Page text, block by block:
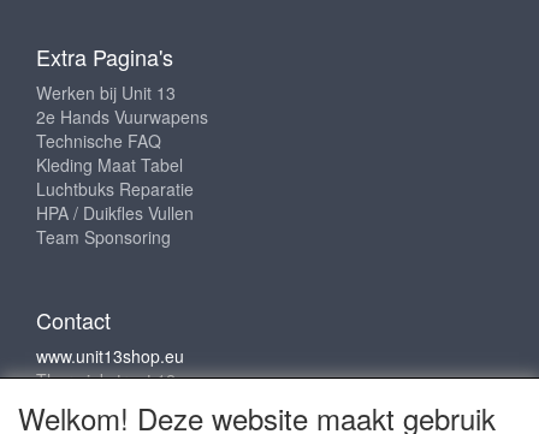
Extra Pagina's
Werken bij Unit 13
2e Hands Vuurwapens
Technische FAQ
Kleding Maat Tabel
Luchtbuks Reparatie
HPA / Duikfles Vullen
Team Sponsoring
Contact
www.unit13shop.eu
Thermiekstraat 12
6361 HB Nuth
info@unit13shop.eu
Welkom! Deze website maakt gebruik